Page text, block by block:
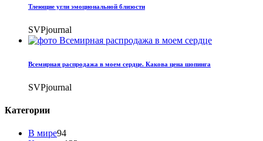
Тлеющие угли эмоциональной близости
SVPjournal
Всемирная распродажа в моем сердце. Какова цена шопинга
SVPjournal
Категории
В мире94